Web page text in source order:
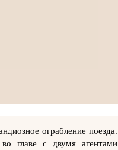
ограбление поезда.
главе с двумя агентами